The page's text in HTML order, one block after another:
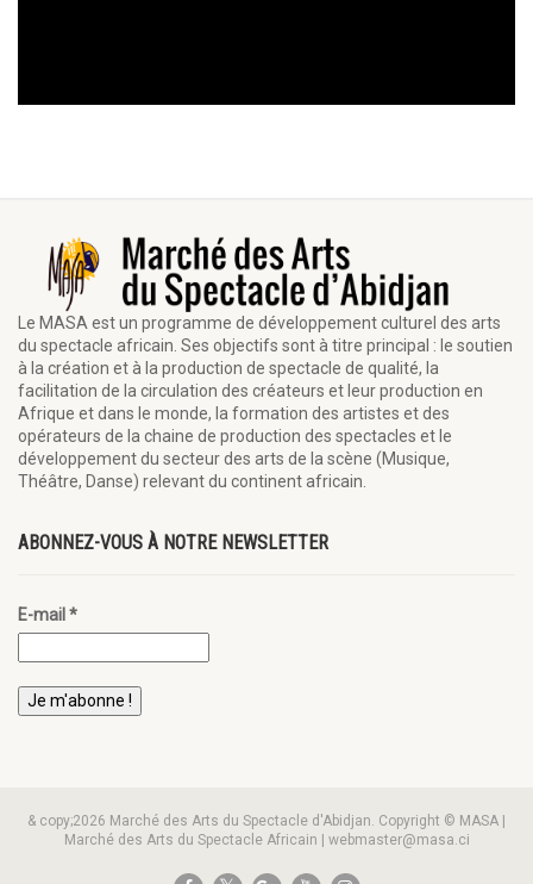
Le MASA est un programme de développement culturel des arts
du spectacle africain. Ses objectifs sont à titre principal : le soutien
à la création et à la production de spectacle de qualité, la
facilitation de la circulation des créateurs et leur production en
Afrique et dans le monde, la formation des artistes et des
opérateurs de la chaine de production des spectacles et le
développement du secteur des arts de la scène (Musique,
Théâtre, Danse) relevant du continent africain.
ABONNEZ-VOUS À NOTRE NEWSLETTER
E-mail *
& copy;2026 Marché des Arts du Spectacle d'Abidjan. Copyright © MASA |
Marché des Arts du Spectacle Africain | webmaster@masa.ci